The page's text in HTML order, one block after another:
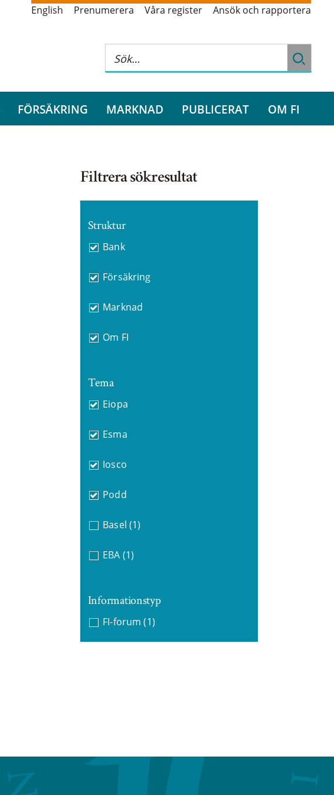
English Prenumerera Våra register Ansök och rapportera
FÖRSÄKRING MARKNAD PUBLICERAT OM FI
Filtrera sökresultat
Struktur
Bank
Försäkring
Marknad
Om FI
Tema
Eiopa
Esma
Iosco
Podd
Basel (1)
EBA (1)
Informationstyp
FI-forum (1)